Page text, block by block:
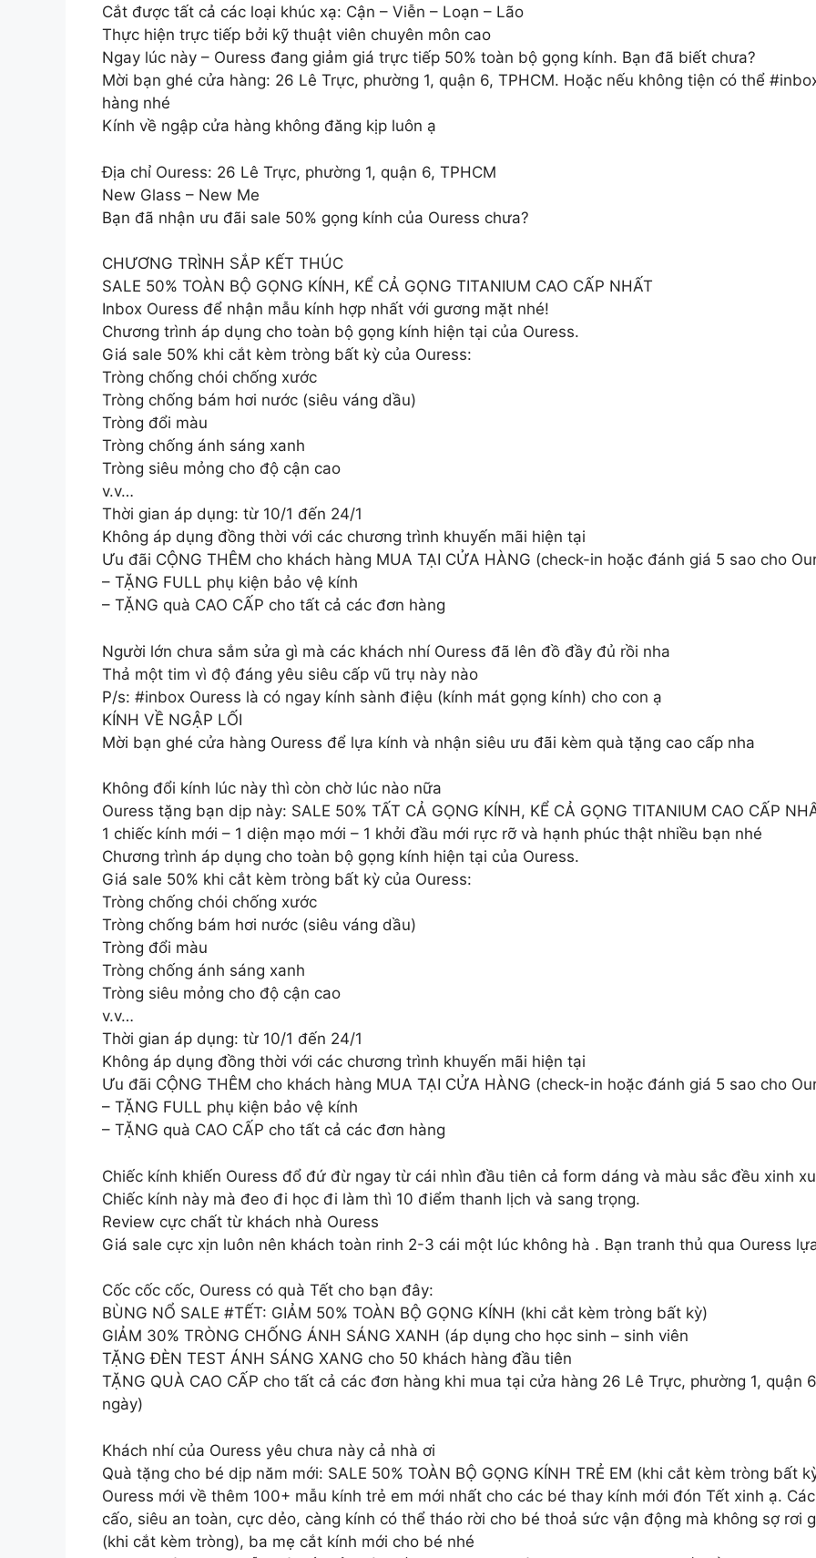
Cắt được tất cả các loại khúc xạ: Cận – Viễn – Loạn – Lão
Thực hiện trực tiếp bởi kỹ thuật viên chuyên môn cao
Ngay lúc này – Ouress đang giảm giá trực tiếp 50% toàn bộ gọng kính. Bạn đã biết chưa?
Mời bạn ghé cửa hàng: 26 Lê Trực, phường 1, quận 6, TPHCM. Hoặc nếu không tiện có thể
hàng nhé
Kính về ngập cửa hàng không đăng kịp luôn ạ
Địa chỉ Ouress: 26 Lê Trực, phường 1, quận 6, TPHCM
New Glass – New Me
Bạn đã nhận ưu đãi sale 50% gọng kính của Ouress chưa?
CHƯƠNG TRÌNH SẮP KẾT THÚC
SALE 50% TOÀN BỘ GỌNG KÍNH, KỂ CẢ GỌNG TITANIUM CAO CẤP NHẤT
Inbox Ouress để nhận mẫu kính hợp nhất với gương mặt nhé!
Chương trình áp dụng cho toàn bộ gọng kính hiện tại của Ouress.
Giá sale 50% khi cắt kèm tròng bất kỳ của Ouress:
Tròng chống chói chống xước
Tròng chống bám hơi nước (siêu váng dầu)
Tròng đổi màu
Tròng chống ánh sáng xanh
Tròng siêu mỏng cho độ cận cao
v.v…
Thời gian áp dụng: từ 10/1 đến 24/1
Không áp dụng đồng thời với các chương trình khuyến mãi hiện tại
Ưu đãi CỘNG THÊM cho khách hàng MUA TẠI CỬA HÀNG (check-in hoặc đánh giá 5 sao cho
– TẶNG FULL phụ kiện bảo vệ kính
– TẶNG quà CAO CẤP cho tất cả các đơn hàng
Người lớn chưa sắm sửa gì mà các khách nhí Ouress đã lên đồ đầy đủ rồi nha
Thả một tim vì độ đáng yêu siêu cấp vũ trụ này nào
P/s: #inbox Ouress là có ngay kính sành điệu (kính mát gọng kính) cho con ạ
KÍNH VỀ NGẬP LỐI
Mời bạn ghé cửa hàng Ouress để lựa kính và nhận siêu ưu đãi kèm quà tặng cao cấp nha
Không đổi kính lúc này thì còn chờ lúc nào nữa
Ouress tặng bạn dịp này: SALE 50% TẤT CẢ GỌNG KÍNH, KỂ CẢ GỌNG TITANIUM CAO CẤP
1 chiếc kính mới – 1 diện mạo mới – 1 khởi đầu mới rực rỡ và hạnh phúc thật nhiều bạn nhé
Chương trình áp dụng cho toàn bộ gọng kính hiện tại của Ouress.
Giá sale 50% khi cắt kèm tròng bất kỳ của Ouress:
Tròng chống chói chống xước
Tròng chống bám hơi nước (siêu váng dầu)
Tròng đổi màu
Tròng chống ánh sáng xanh
Tròng siêu mỏng cho độ cận cao
v.v…
Thời gian áp dụng: từ 10/1 đến 24/1
Không áp dụng đồng thời với các chương trình khuyến mãi hiện tại
Ưu đãi CỘNG THÊM cho khách hàng MUA TẠI CỬA HÀNG (check-in hoặc đánh giá 5 sao cho
– TẶNG FULL phụ kiện bảo vệ kính
– TẶNG quà CAO CẤP cho tất cả các đơn hàng
Chiếc kính khiến Ouress đổ đứ đừ ngay từ cái nhìn đầu tiên cả form dáng và màu sắc đều xinh
Chiếc kính này mà đeo đi học đi làm thì 10 điểm thanh lịch và sang trọng.
Review cực chất từ khách nhà Ouress
Giá sale cực xịn luôn nên khách toàn rinh 2-3 cái một lúc không hà . Bạn tranh thủ qua Ouress
Cốc cốc cốc, Ouress có quà Tết cho bạn đây:
BÙNG NỔ SALE #TẾT: GIẢM 50% TOÀN BỘ GỌNG KÍNH (khi cắt kèm tròng bất kỳ)
GIẢM 30% TRÒNG CHỐNG ÁNH SÁNG XANH (áp dụng cho học sinh – sinh viên
TẶNG ĐÈN TEST ÁNH SÁNG XANG cho 50 khách hàng đầu tiên
TẶNG QUÀ CAO CẤP cho tất cả các đơn hàng khi mua tại cửa hàng 26 Lê Trực, phường 1, quận
ngày)
Khách nhí của Ouress yêu chưa này cả nhà ơi
Quà tặng cho bé dịp năm mới: SALE 50% TOÀN BỘ GỌNG KÍNH TRẺ EM (khi cắt kèm tròng bất
Ouress mới về thêm 100+ mẫu kính trẻ em mới nhất cho các bé thay kính mới đón Tết xinh ạ.
cấo, siêu an toàn, cực dẻo, càng kính có thể tháo rời cho bé thoả sức vận động mà không sợ rơi
(khi cắt kèm tròng), ba mẹ cắt kính mới cho bé nhé